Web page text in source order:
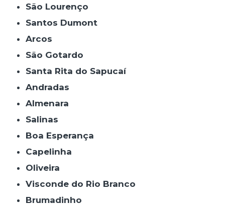
São Lourenço
Santos Dumont
Arcos
São Gotardo
Santa Rita do Sapucaí
Andradas
Almenara
Salinas
Boa Esperança
Capelinha
Oliveira
Visconde do Rio Branco
Brumadinho